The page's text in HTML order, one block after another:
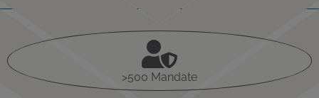

>500 Mandate